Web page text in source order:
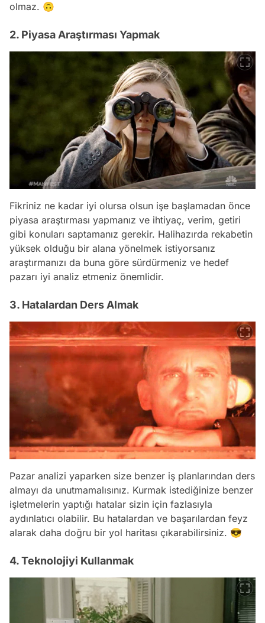
olmaz. 🙃
2. Piyasa Araştırması Yapmak
Fikriniz ne kadar iyi olursa olsun işe başlamadan önce
piyasa araştırması yapmanız ve ihtiyaç, verim, getiri
gibi konuları saptamanız gerekir. Halihazırda rekabetin
yüksek olduğu bir alana yönelmek istiyorsanız
araştırmanızı da buna göre sürdürmeniz ve hedef
pazarı iyi analiz etmeniz önemlidir.
3. Hatalardan Ders Almak
Pazar analizi yaparken size benzer iş planlarından ders
almayı da unutmamalısınız. Kurmak istediğinize benzer
işletmelerin yaptığı hatalar sizin için fazlasıyla
aydınlatıcı olabilir. Bu hatalardan ve başarılardan feyz
alarak daha doğru bir yol haritası çıkarabilirsiniz. 😎
4. Teknolojiyi Kullanmak